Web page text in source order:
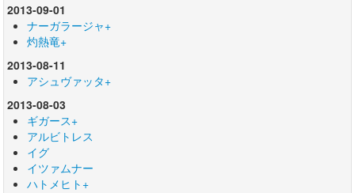
2013-09-01
ナーガラージャ+
灼熱竜+
2013-08-11
アシュヴァッタ+
2013-08-03
ギガース+
アルビトレス
イグ
イツァムナー
ハトメヒト+